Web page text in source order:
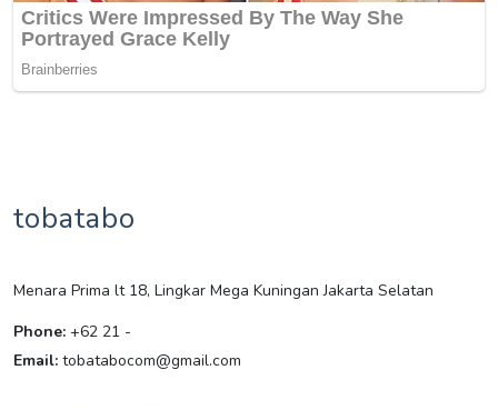
tobatabo
Menara Prima lt 18, Lingkar Mega Kuningan Jakarta Selatan
Phone: +62 21 -
Email: tobatabocom@gmail.com